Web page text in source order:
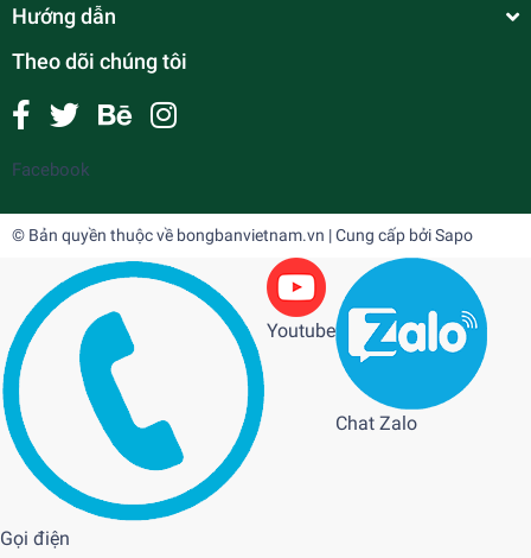
Hướng dẫn
Theo dõi chúng tôi
Facebook
© Bản quyền thuộc về bongbanvietnam.vn | Cung cấp bởiSapo
Gọi điện
Youtube
Chat Zalo